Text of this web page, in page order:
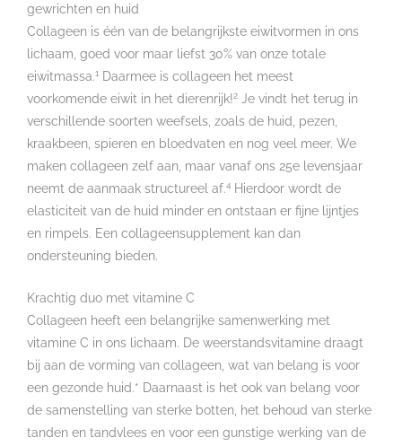
gewrichten en huid
Collageen is één van de belangrijkste eiwitvormen in ons
lichaam, goed voor maar liefst 30% van onze totale
eiwitmassa.1 Daarmee is collageen het meest
voorkomende eiwit in het dierenrijk!2 Je vindt het terug in
verschillende soorten weefsels, zoals de huid, pezen,
kraakbeen, spieren en bloedvaten en nog veel meer. We
maken collageen zelf aan, maar vanaf ons 25e levensjaar
neemt de aanmaak structureel af.4 Hierdoor wordt de
elasticiteit van de huid minder en ontstaan er fijne lijntjes
en rimpels. Een collageensupplement kan dan
ondersteuning bieden.
Krachtig duo met vitamine C
Collageen heeft een belangrijke samenwerking met
vitamine C in ons lichaam. De weerstandsvitamine draagt
bij aan de vorming van collageen, wat van belang is voor
een gezonde huid.* Daarnaast is het ook van belang voor
de samenstelling van sterke botten, het behoud van sterke
tanden en tandvlees en voor een gunstige werking van de